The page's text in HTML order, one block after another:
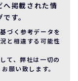
掲載された情
す。
づく参考データを
と相違する可能性
て、弊社は一切の
願い致します。